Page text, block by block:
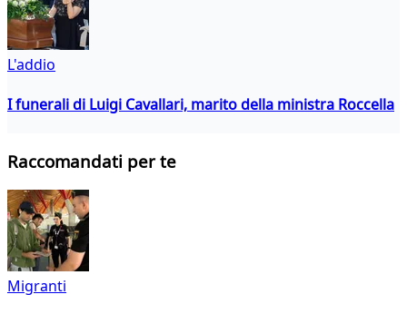
L'addio
I funerali di Luigi Cavallari, marito della ministra Roccella
Raccomandati per te
Migranti